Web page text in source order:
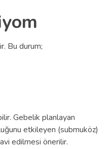
Bu durum;
Gebelik planlayan
etkileyen (submuköz)
edilmesi önerilir.